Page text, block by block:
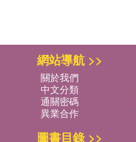
網站導航 >>
關於我們
中文分類
通關密碼
異業合作
圖書目錄 >>